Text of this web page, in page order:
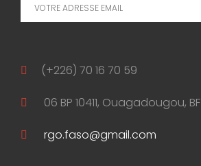
(+226) 70 16 70 59
06 BP 10411, Ouagadougou, BF
rgo.faso@gmail.com